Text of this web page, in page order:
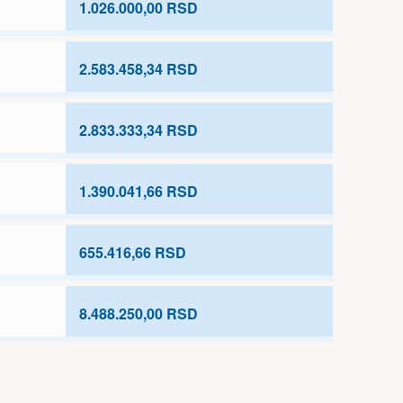
1.026.000,00 RSD
2.583.458,34 RSD
2.833.333,34 RSD
1.390.041,66 RSD
655.416,66 RSD
8.488.250,00 RSD